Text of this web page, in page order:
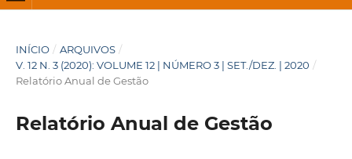
INÍCIO / ARQUIVOS /
V. 12 N. 3 (2020): VOLUME 12 | NÚMERO 3 | SET./DEZ. | 2020 /
Relatório Anual de Gestão
Relatório Anual de Gestão